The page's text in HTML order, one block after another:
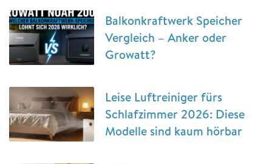
Balkonkraftwerk Speicher
Vergleich – Anker oder
Growatt?
Leise Luftreiniger fürs
Schlafzimmer 2026: Diese
Modelle sind kaum hörbar